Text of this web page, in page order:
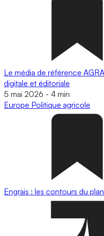
Le média de référence
digitale et éditoriale
5 mai 2026 - 4 min
Europe Politique agricole
Engrais : les contours du